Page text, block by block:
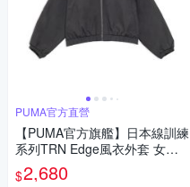
PUMA官方直營
【PUMA官方旗艦】日本線訓練
系列TRN Edge風衣外套 女性 5
2798944
$2,680